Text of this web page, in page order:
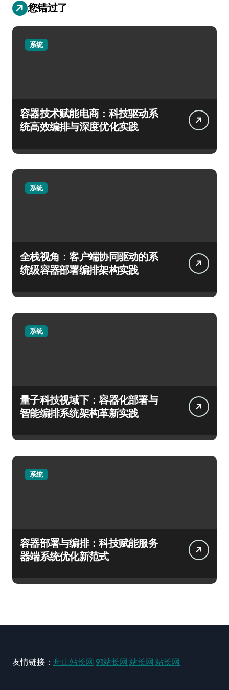
您错过了
系统
容器技术赋能电商：科技驱动系
统高效编排与深度优化实践
系统
全栈视角：客户端协同驱动的系
统级容器部署编排架构实践
系统
量子科技视域下：容器化部署与
智能编排系统架构革新实践
系统
容器部署与编排：科技赋能服务
器端系统优化新范式
友情链接： 舟山站长网 91站长网 站长网 站长网